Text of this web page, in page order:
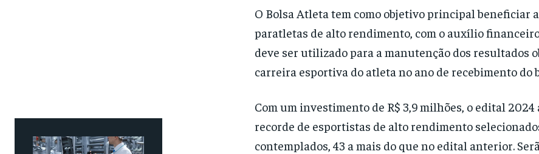
O Bolsa Atleta tem como objetivo principal beneficiar
paratletas de alto rendimento, com o auxílio
deve ser utilizado para a manutenção dos resultados
carreira esportiva do atleta no ano de recebimento do
Com um investimento de R$ 3,9 milhões, o edital
recorde de esportistas de alto rendimento
contemplados, 43 a mais do que no edital anterior.